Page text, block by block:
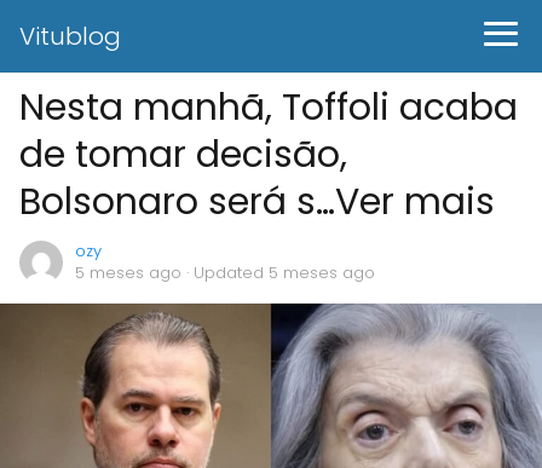
Vitublog
Nesta manhã, Toffoli acaba
de tomar decisão,
Bolsonaro será s…Ver mais
ozy
5 meses ago · Updated 5 meses ago